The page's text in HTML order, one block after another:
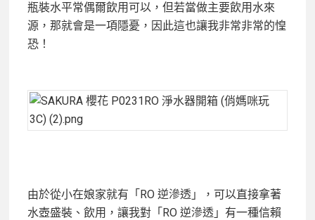
瓶裝水平常偶爾飲用可以，但若當做主要飲用水來
源，那就會是一項隱憂，因此這也讓我非常非常的惶
恐！
由於從小在娘家就有「RO 逆滲透」，可以直接拿著
水壺盛裝、飲用，讓我對「RO 逆滲透」有一種信賴